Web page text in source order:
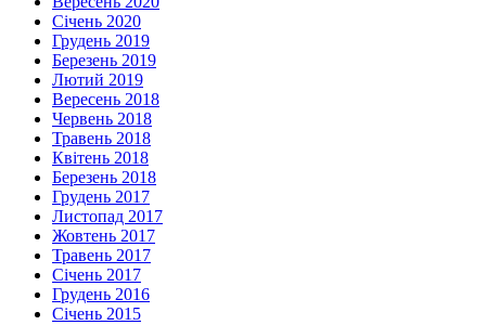
Січень 2020
Грудень 2019
Березень 2019
Лютий 2019
Вересень 2018
Червень 2018
Травень 2018
Квітень 2018
Березень 2018
Грудень 2017
Листопад 2017
Жовтень 2017
Травень 2017
Січень 2017
Грудень 2016
Січень 2015